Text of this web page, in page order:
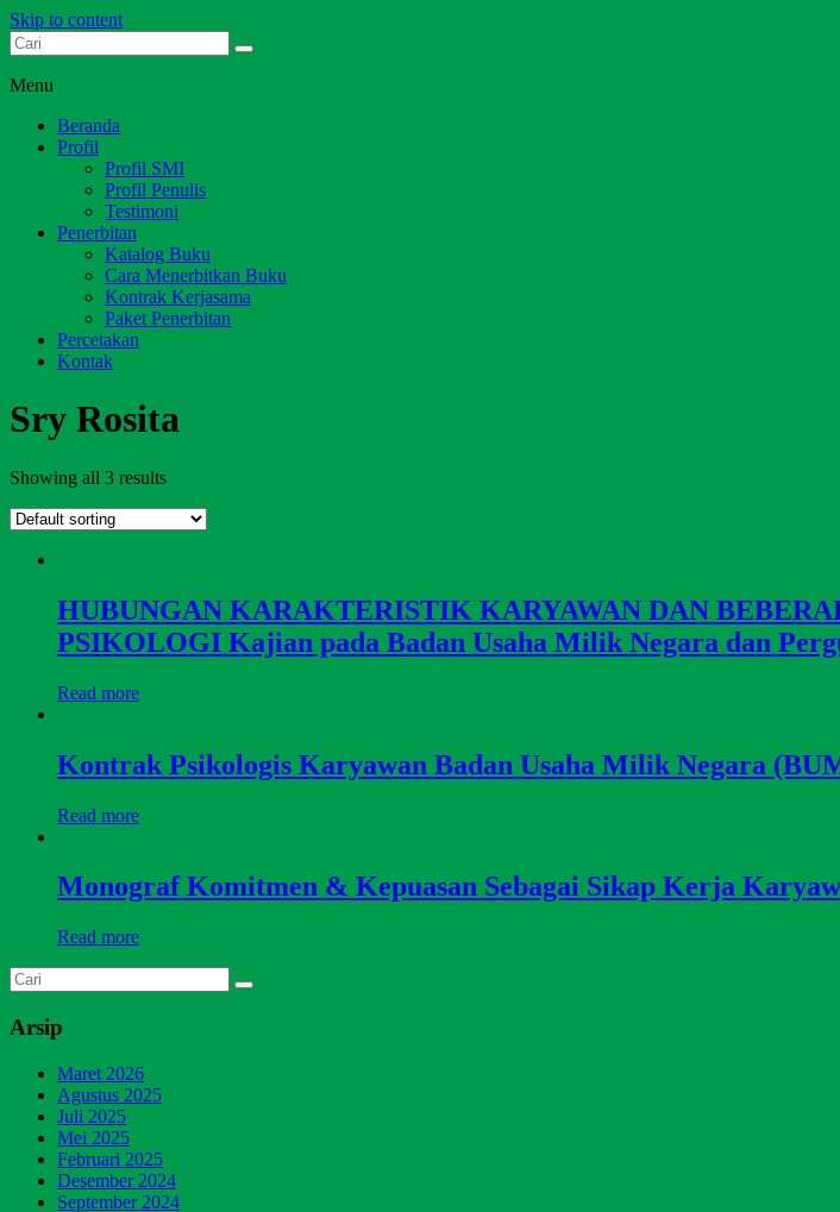
Skip to content
Dari Jambi untuk Indonesia
Menu
Beranda
Profil
Profil SMI
Profil Penulis
Testimoni
Penerbitan
Katalog Buku
Cara Menerbitkan Buku
Kontrak Kerjasama
Paket Penerbitan
Percetakan
Kontak
Sry Rosita
Showing all 3 results
HUBUNGAN KARAKTERISTIK KARYAWAN DAN
PSIKOLOGI Kajian pada Badan Usaha Milik Negara dan
Read more
Kontrak Psikologis Karyawan Badan Usaha Milik Negara
Read more
Monograf Komitmen & Kepuasan Sebagai Sikap Kerja
Read more
Arsip
Maret 2026
Agustus 2025
Juli 2025
Mei 2025
Februari 2025
Desember 2024
September 2024